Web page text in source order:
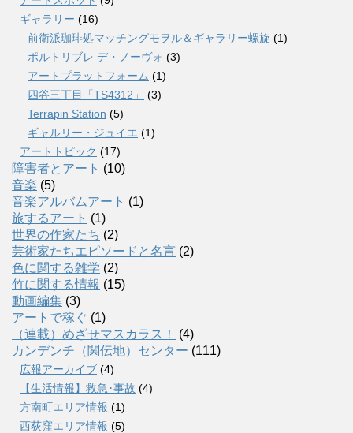
ギャラリー (16)
前衛派珈琲処マッチングモヲル＆ギャラリー螺旋 (1)
ポルトリブレ デ・ノーヴォ (3)
アートプラットフォーム (1)
四谷三丁目「TS4312」
(3)
Terrapin Station (5)
ギャルリー・ジュイエ (1)
アートトピック (17)
障害者とアート (10)
音楽 (5)
音楽アルバムアート (1)
旅するアート (1)
世界の作家たち (2)
芸術家たちエピソードと名言 (2)
色に関する雑学 (2)
竹に関する情報 (15)
動画編集 (3)
アートで稼ぐ (1)
（連載）めざせマスカラス！
(4)
カンデンチ（関伝地）センター (111)
広報アーカイブ (4)
【生活情報】救急･事故 (4)
方南町エリア情報 (1)
西荻窪エリア情報 (5)